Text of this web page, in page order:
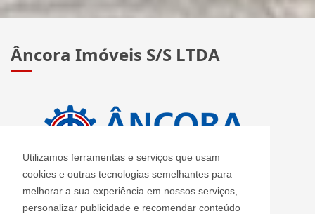
Utilizamos ferramentas e serviços que usam
cookies e outras tecnologias semelhantes para
melhorar a sua experiência em nossos serviços,
personalizar publicidade e recomendar conteúdo
Âncora Imóveis S/S LTDA